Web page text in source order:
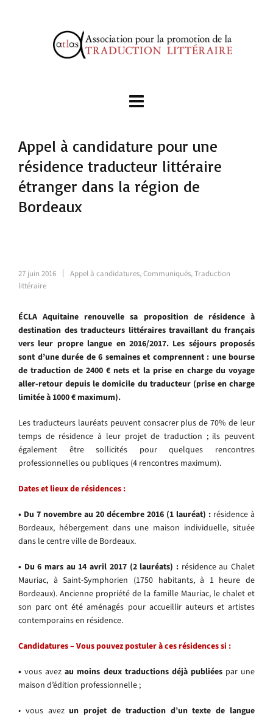
Appel à candidature pour une
résidence traducteur littéraire
étranger dans la région de
Bordeaux
27 juin 2016 Appel à candidatures,Communiqués,Traduction
littéraire
ÉCLA Aquitaine renouvelle sa proposition de résidence à
destination des traducteurs littéraires travaillant du français
vers leur propre langue en 2016/2017. Les séjours proposés
sont d’une durée de 6 semaines et comprennent : une bourse
de traduction de 2400 € nets et la prise en charge du voyage
aller-retour depuis le domicile du traducteur (prise en charge
limitée à 1000 € maximum).
Les traducteurs lauréats peuvent consacrer plus de 70% de leur
temps de résidence à leur projet de traduction ; ils peuvent
également être sollicités pour quelques rencontres
professionnelles ou publiques (4 rencontres maximum).
Dates et lieux de résidences :
• Du 7 novembre au 20 décembre 2016 (1 lauréat) : résidence à
Bordeaux, hébergement dans une maison individuelle, située
dans le centre ville de Bordeaux.
• Du 6 mars au 14 avril 2017 (2 lauréats) : résidence au Chalet
Mauriac, à Saint-Symphorien (1750 habitants, à 1 heure de
Bordeaux). Ancienne propriété de la famille Mauriac, le chalet et
son parc ont été aménagés pour accueillir auteurs et artistes
contemporains en résidence.
Candidatures – Vous pouvez postuler à ces résidences si :
•vous avezau moins deux traductions déjà publiéespar une
maison d’édition professionnelle ;
• vous avezun projet de traduction d’un texte de langue